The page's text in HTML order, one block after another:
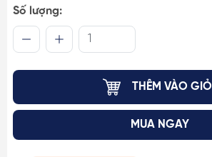
Số lượng:
THÊM VÀO GIỎ
MUA NGAY